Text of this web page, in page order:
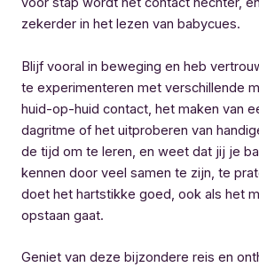
zekerder in het lezen van babycues.
Blijf vooral in beweging en heb
te experimenteren met verschillende
huid-op-huid contact, het maken van
dagritme of het uitproberen van
de tijd om te leren, en weet dat jij je
kennen door veel samen te zijn, te
doet het hartstikke goed, ook als het
opstaan gaat.
Geniet van deze bijzondere reis en